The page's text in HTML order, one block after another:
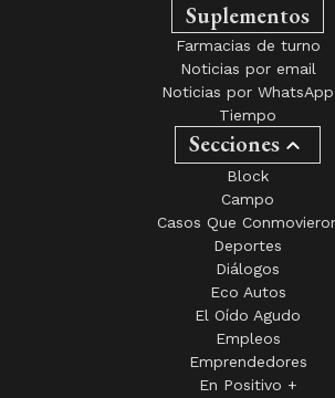
Suplementos
Farmacias de turno
Noticias por email
Noticias por WhatsApp
Tiempo
Secciones
Block
Campo
Casos Que
Deportes
Diálogos
Eco Autos
El Oído Agudo
Empleos
Emprendedores
En Positivo +